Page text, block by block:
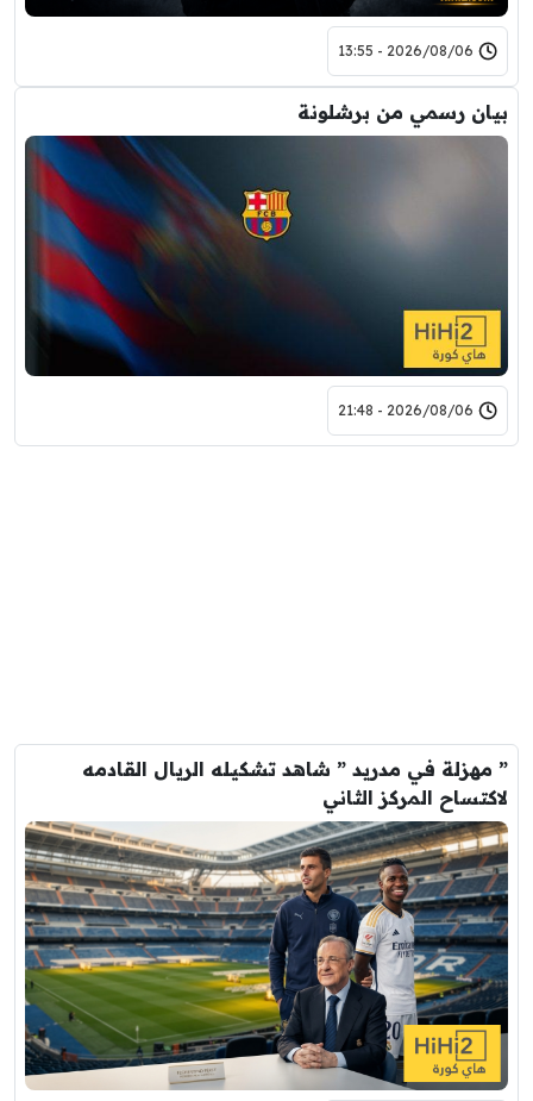
2026/08/06 - 13:55
بيان رسمي من برشلونة
2026/08/06 - 21:48
” مهزلة في مدريد ” شاهد تشكيله الريال القادمه
لاكتساح المركز الثاني